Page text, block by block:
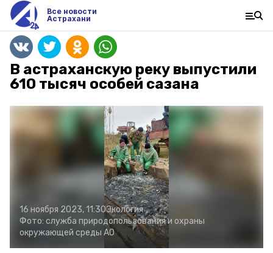
Все новости
Астрахани
В астраханскую реку выпустили
610 тысяч особей сазана
16 ноября 2023, 11:30Экология
Фото: служба природопользования и охраны
окружающей среды АО